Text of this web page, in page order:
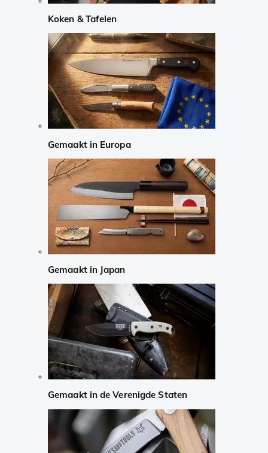
Koken & Tafelen
Gemaakt in Europa
Gemaakt in Japan
Gemaakt in de Verenigde Staten